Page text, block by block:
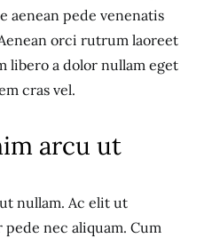
aenean pede venenatis
orci rutrum laoreet
libero a dolor nullam eget
cras vel.
arcu ut
nullam. Ac elit ut
nec aliquam. Cum